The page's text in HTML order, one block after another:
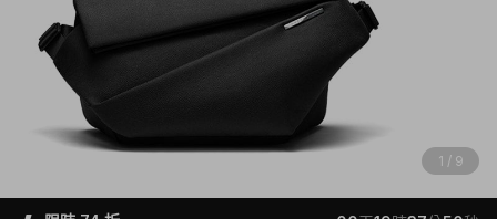
1 / 9